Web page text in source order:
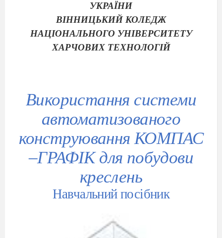
УКРАЇНИ
ВІННИЦЬКИЙ КОЛЕДЖ
НАЦІОНАЛЬНОГО УНІВЕРСИТЕТУ
ХАРЧОВИХ ТЕХНОЛОГІЙ
Використання системи
автоматизованого
конструювання КОМПАС
–ГРАФІК для побудови
креслень
Навчальний посібник